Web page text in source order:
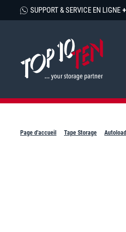
SUPPORT & SERVICE EN LIGNE
Page d'accueil Tape Storage